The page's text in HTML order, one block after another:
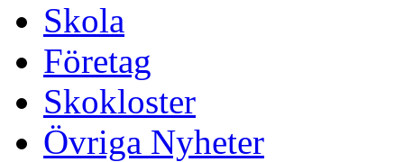
Skola
Företag
Skokloster
Övriga Nyheter